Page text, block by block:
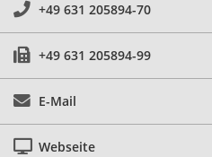
+49 631 205894-70
+49 631 205894-99
E-Mail
Webseite